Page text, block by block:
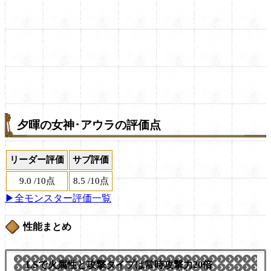
夕暉の女神･アウラの評価点
リーダー評価 サブ評価
9.0 /10点 8.5 /10点
▶全モンスター評価一覧
性能まとめ
LSで火属性と攻撃タイプは常時攻撃力20倍